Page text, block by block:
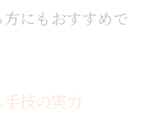
にもおすすめで
技の実力